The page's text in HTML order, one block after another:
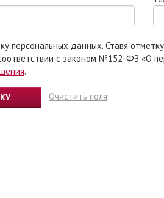
отметку, я даю свое согласие на обработку моих
с законом №152-ФЗ «О
.
Очистить поля